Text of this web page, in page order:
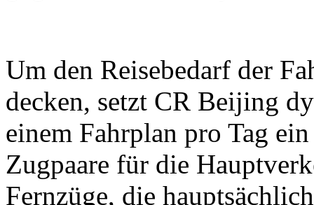
Um den Reisebedarf der
decken, setzt CR Beijing
einem Fahrplan pro Tag
Zugpaare für die
Fernzüge, die